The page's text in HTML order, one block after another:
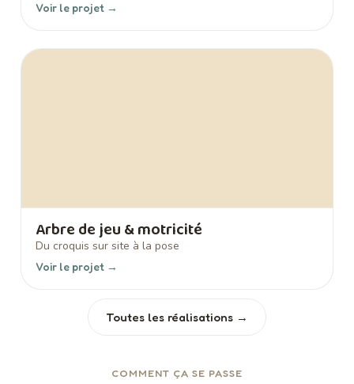
Voir le projet →
Arbre de jeu & motricité
Du croquis sur site à la pose
Voir le projet →
Toutes les réalisations →
COMMENT ÇA SE PASSE